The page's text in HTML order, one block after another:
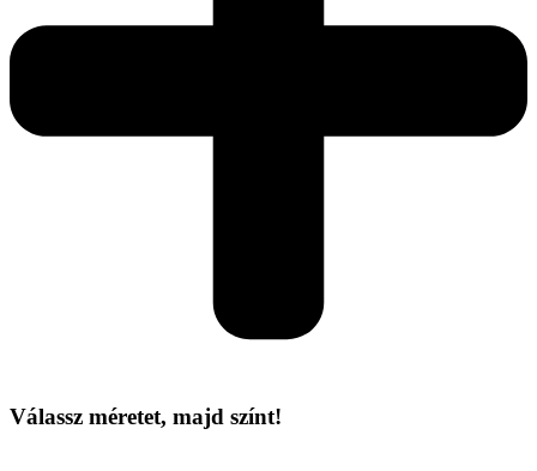
Válassz méretet, majd színt!